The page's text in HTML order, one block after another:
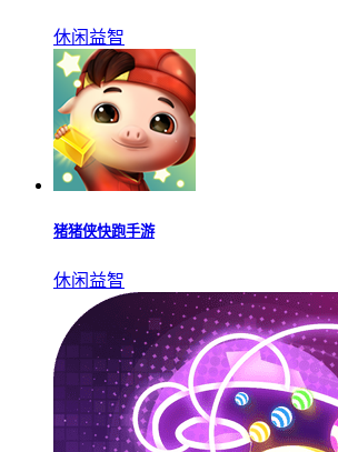
休闲益智
猪猪侠快跑手游
休闲益智